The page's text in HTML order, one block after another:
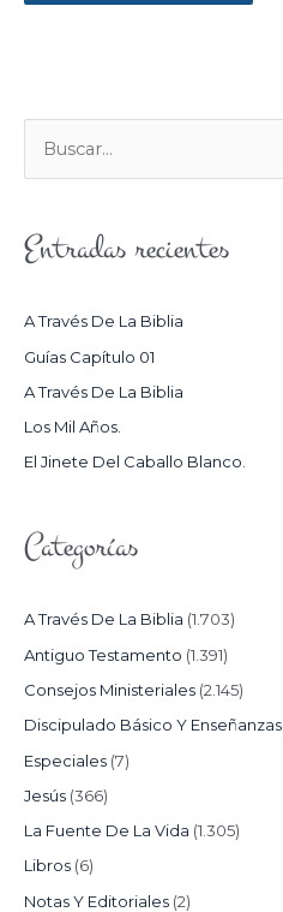
U
C
R
:
Entradas recientes
A Través De La Biblia
Guías Capítulo 01
A Través De La Biblia
Los Mil Años.
El Jinete Del Caballo Blanco.
Categorías
A Través De La Biblia (1.703)
Antiguo Testamento (1.391)
Consejos Ministeriales (2.145)
Discipulado Básico Y Enseñanzas
Especiales (7)
Jesús (366)
La Fuente De La Vida (1.305)
Libros (6)
Notas Y Editoriales (2)